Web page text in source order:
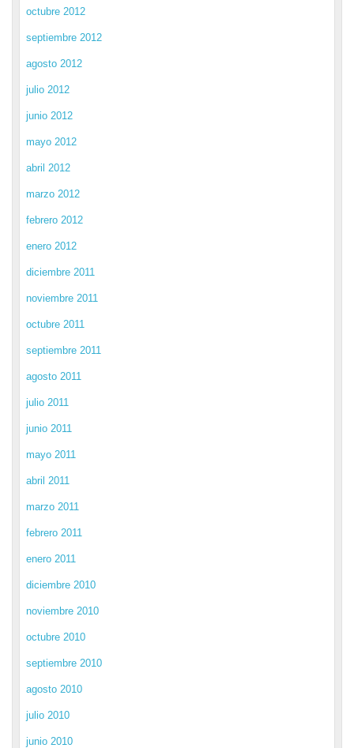
octubre 2012
septiembre 2012
agosto 2012
julio 2012
junio 2012
mayo 2012
abril 2012
marzo 2012
febrero 2012
enero 2012
diciembre 2011
noviembre 2011
octubre 2011
septiembre 2011
agosto 2011
julio 2011
junio 2011
mayo 2011
abril 2011
marzo 2011
febrero 2011
enero 2011
diciembre 2010
noviembre 2010
octubre 2010
septiembre 2010
agosto 2010
julio 2010
junio 2010